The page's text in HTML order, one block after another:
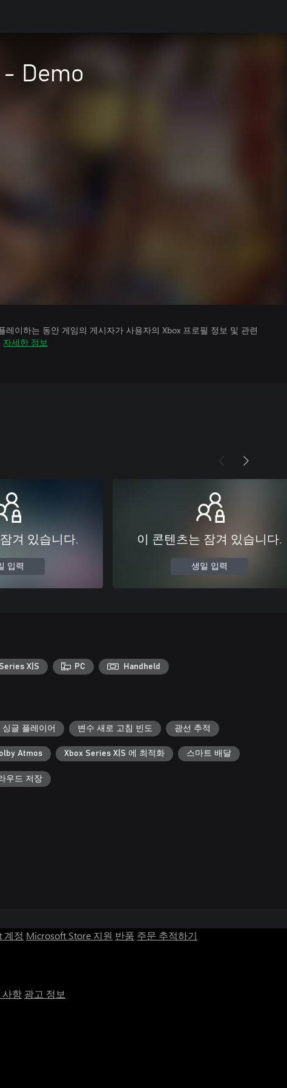
Demo
레이하는 동안 게임의 게시자가 사용자의 Xbox 프로필 정보 및 관련
자세한 정보
겨 있습니다.
입력
이 콘텐츠는 잠겨 있습니다.
생일 입력
X|S PC Handheld
싱글 플레이어 변수 새로 고침 빈도 광선 추적
Atmos Xbox Series X|S 에 최적화 스마트 배달
우드 저장
계정 Microsoft Store 지원 반품 주문 추적하기
사항 광고 정보